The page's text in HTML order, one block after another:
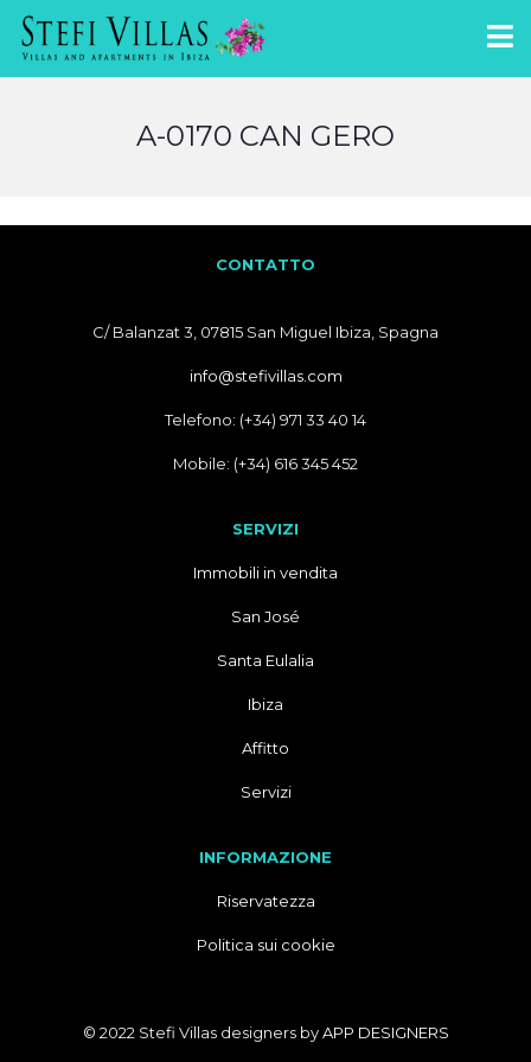
A-0170 CAN GERO
CONTATTO
C/ Balanzat 3, 07815 San Miguel Ibiza, Spagna
info@stefivillas.com
Telefono: (+34) 971 33 40 14
Mobile: (+34) 616 345 452
SERVIZI
Immobili in vendita
San José
Santa Eulalia
Ibiza
Affitto
Servizi
INFORMAZIONE
Riservatezza
Politica sui cookie
© 2022 Stefi Villas designers byAPP DESIGNERS